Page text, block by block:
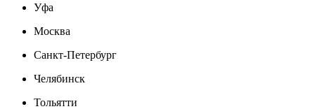
Уфа
Москва
Санкт-Петербург
Челябинск
Тольятти